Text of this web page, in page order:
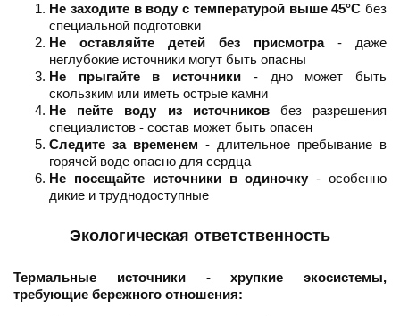
Не заходите в воду с температурой выше 45°C без
специальной подготовки
Не оставляйте детей без присмотра- даже
неглубокие источники могут быть опасны
Не прыгайте в источники - дно может быть
скользким или иметь острые камни
Не пейте воду из источниковбез разрешения
специалистов - состав может быть опасен
Следите за временем - длительное пребывание в
горячей воде опасно для сердца
Не посещайте источники в одиночку - особенно
дикие и труднодоступные
Экологическая ответственность
Термальные источники - хрупкие экосистемы,
требующие бережного отношения: